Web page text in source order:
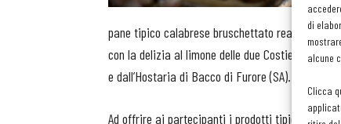
di
alcune
Clicca
pane tipico calabrese bruschettato realizzata
con la delizia al limone delle due Costiere
e dall’Hostaria di Bacco di Furore (SA).
Ad offrire ai partecipanti i prodotti tipici della